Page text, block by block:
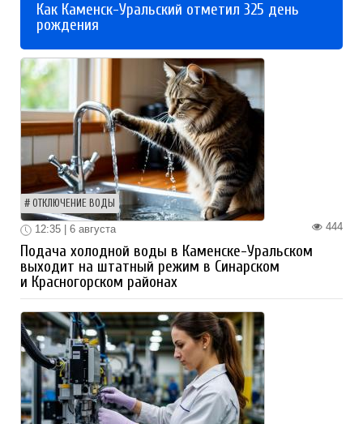
Как Каменск-Уральский отметил 325 день
рождения
ОТКЛЮЧЕНИЕ ВОДЫ
444
12:35 | 6 августа
Подача холодной воды в Каменске-Уральском
выходит на штатный режим в Синарском
и Красногорском районах